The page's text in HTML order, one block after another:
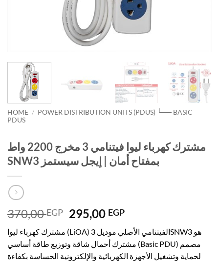
HOME / POWER DISTRIBUTION UNITS (PDUS) └── BASIC
PDUS
مشترك كهرباء ليوا فيتنامي 3 مخرج 2200 واط
SNW3 بمفتاح أمان | إيجل سيستمز
370,00EGP Original
price
was:
370,00 EGP.
295,00 EGPCurrent
price
is:
295,00 EGP.
مشترك كهرباء ليوا (LiOA) الفيتنامي الأصلي موديل 3SNW3 هو
مشترك أحمال شاقة وتوزيع طاقة أساسي (Basic PDU) مصمم
لحماية وتشغيل الأجهزة الكهربائية والإلكترونية الحساسة بكفاءة